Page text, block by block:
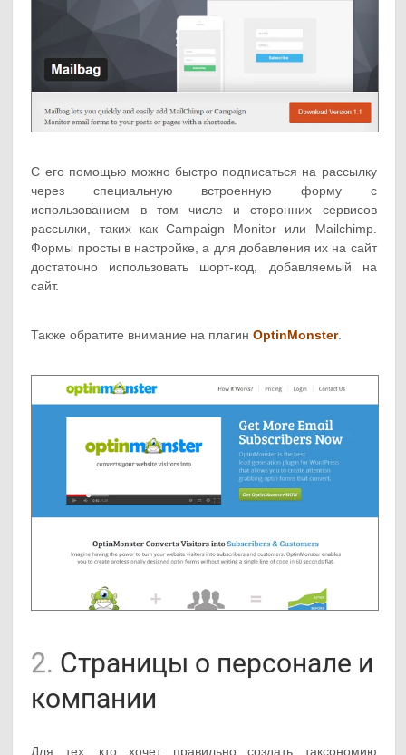
С его помощью можно быстро подписаться на рассылку
через специальную встроенную форму с
использованием в том числе и сторонних сервисов
рассылки, таких как Campaign Monitor или Mailchimp.
Формы просты в настройке, а для добавления их на сайт
достаточно использовать шорт-код, добавляемый на
сайт.
Также обратите внимание на плагинOptinMonster.
2. Страницы о персонале и
компании
Для тех, кто хочет правильно создать таксономию